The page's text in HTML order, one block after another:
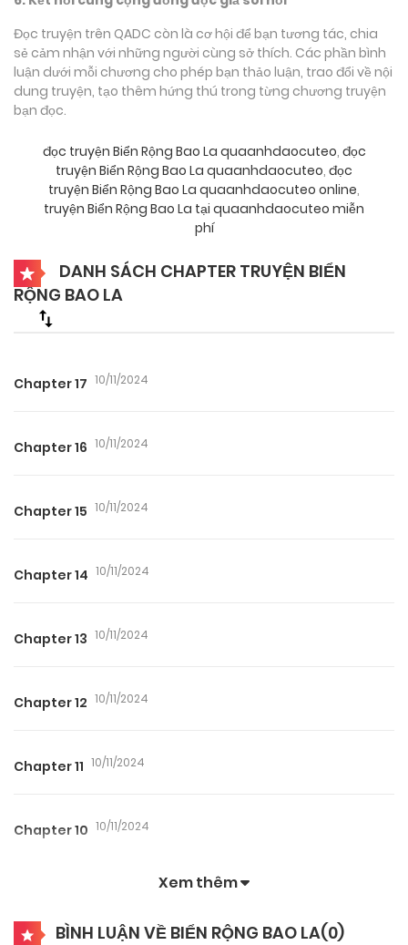
Đọc truyện trên QADC còn là cơ hội để bạn tương tác, chia
sẻ cảm nhận với những người cùng sở thích. Các phần bình
luận dưới mỗi chương cho phép bạn thảo luận, trao đổi về nội
dung truyện, tạo thêm hứng thú trong từng chương truyện
bạn đọc.
đọc truyện Biển Rộng Bao La quaanhdaocuteo, đọc
truyện Biển Rộng Bao La quaanhdaocuteo, đọc
truyện Biển Rộng Bao La quaanhdaocuteo online,
truyện Biển Rộng Bao La tại quaanhdaocuteo miễn
phí
DANH SÁCH CHAPTER TRUYỆN BIỂN
RỘNG BAO LA
Chapter 17 10/11/2024
Chapter 16 10/11/2024
Chapter 15 10/11/2024
Chapter 14 10/11/2024
Chapter 13 10/11/2024
Chapter 12 10/11/2024
Chapter 11 10/11/2024
Chapter 10 10/11/2024
Xem thêm
BÌNH LUẬN VỀ BIỂN RỘNG BAO LA(0)